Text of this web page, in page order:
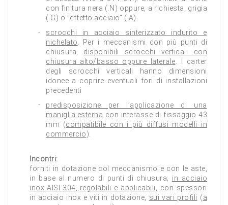
con finitura nera (.N) oppure, a richiesta, grigia
(.G) o "effetto acciaio" (.A).
scrocchi in acciaio sinterizzato indurito e
nichelato . Per i meccanismi con più punti di
chiusura, disponibili scrocchi verticali con
chiusura alto/basso oppure laterale . I carter
degli scrocchi verticali hanno dimensioni
idonee a coprire eventuali fori di installazioni
precedenti
predisposizione per l’applicazione di una
maniglia esterna con interasse di fissaggio 43
mm (compatibile con i più diffusi modelli in
commercio).
Incontri:
forniti in dotazione col meccanismo e con le aste,
in base al numero di punti di chiusura; in acciaio
inox AISI 304
regolabili e applicabili , con spessori
in acciaio inox e viti in dotazione, sui vari profili (a